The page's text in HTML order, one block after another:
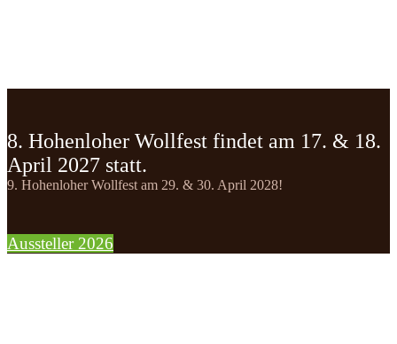
8. Hohenloher Wollfest findet am 17. & 18.
April 2027 statt.
9. Hohenloher Wollfest am 29. & 30. April 2028!
Aussteller 2026